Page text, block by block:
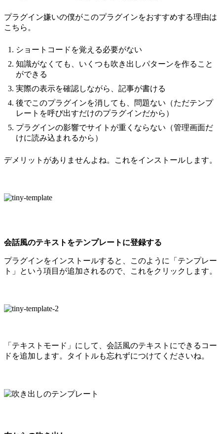
プラグイン嫌いの僕がこのプラグインをおすすめする理由は
こちら。
ショートコードを覚える必要がない
知識がなくても、いくつも吹き出しパターンを作ること
ができる
実際の表示を確認しながら、記事が書ける
後でこのプラグインを消しても、問題ない（ただテンプ
レートを呼び出すだけのプラグインだから）
プラグインの影響でサイトが重くならない（管理画面だ
けに読み込まれるから）
デメリットがありませんよね。これをインストールします。
会話風のテキストをテンプレートに登録する
プラグインをインストールすると、このように「テンプレー
ト」という項目が追加されるので、これをクリックします。
「テキストモード」にして、会話風のテキストにできるコー
ドを追加します。タイトルも忘れずにつけてくださいね。